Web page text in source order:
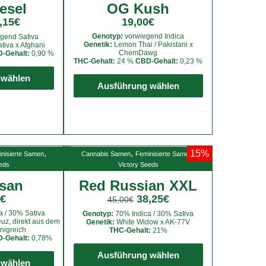
€
Sativa
x Afghani
Gehalt: 0,90 %
Dieses
Produkt
weist
auf.
Die
Produktseite
werden
OG Kush
19,00€
Genotyp: vorwiegend Indica
Genetik: Lemon Thai / Pakistani x
ChemDawg
THC-Gehalt: 24 %CBD-Gehalt: 0,23 %
Ausführung wählen
weist
Die
Optionen
gewählt
Samen,
€
/ 30% Sativa
direkt aus dem
Gehalt: 0,78%
15%
Cannabis Samen, Feminisierte Samen ,
Victory Seeds
Red Russian XXL
45,00€ 38,25€
Genotyp: 70% Indica / 30% Sativa
Genetik: White Widow x AK-77V
THC-Gehalt: 21%
Ausführung wählen